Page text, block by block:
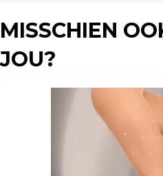
MISSCHIEN
JOU?